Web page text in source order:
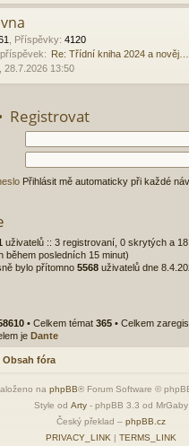
Příspěvky: 4120
Re: Třídní kniha 2024 a nověj…
, 28.7.2026 13:50
Registrovat
Přihlásit mě automaticky při každé
uživatelů :: 3 registrovaní, 0 skrytých a
během posledních 15 minut)
bylo přítomno 5568 uživatelů dne
• Celkem témat 365 • Celkem
je Dante
Obsah fóra
na phpBB® Forum Software ©
Style od Arty - phpBB 3.3 od MrGaby
Český překlad – phpBB.cz
PRIVACY_LINK | TERMS_LINK